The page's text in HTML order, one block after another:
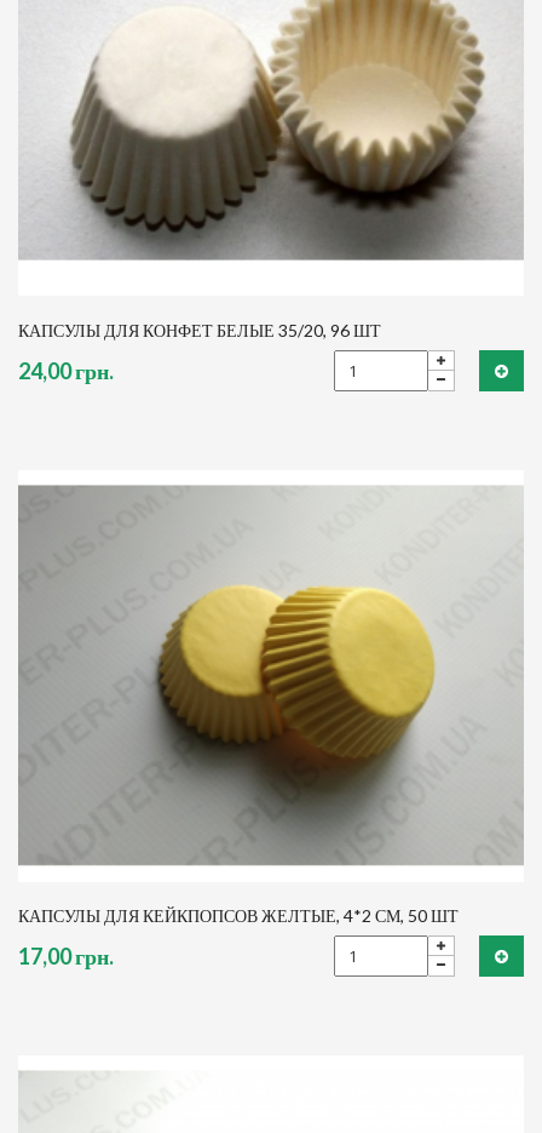
КАПСУЛЫ ДЛЯ КОНФЕТ БЕЛЫЕ 35/20, 96 ШТ
24,00 грн.
КАПСУЛЫ ДЛЯ КЕЙКПОПСОВ ЖЕЛТЫЕ, 4*2 СМ, 50 ШТ
17,00 грн.